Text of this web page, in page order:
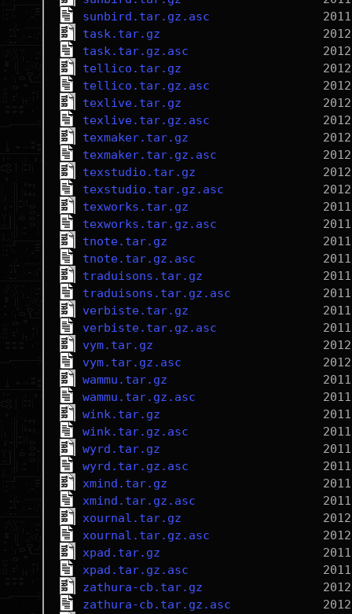
sunbird.tar.gz.asc
task.tar.gz
task.tar.gz.asc
tellico.tar.gz
tellico.tar.gz.asc
texlive.tar.gz
texlive.tar.gz.asc
texmaker.tar.gz
texmaker.tar.gz.asc
texstudio.tar.gz
texstudio.tar.gz.asc
texworks.tar.gz
texworks.tar.gz.asc
tnote.tar.gz
tnote.tar.gz.asc
traduisons.tar.gz
traduisons.tar.gz.asc
verbiste.tar.gz
verbiste.tar.gz.asc
vym.tar.gz
vym.tar.gz.asc
wammu.tar.gz
wammu.tar.gz.asc
wink.tar.gz
wink.tar.gz.asc
wyrd.tar.gz
wyrd.tar.gz.asc
xmind.tar.gz
xmind.tar.gz.asc
xournal.tar.gz
xournal.tar.gz.asc
xpad.tar.gz
xpad.tar.gz.asc
zathura-cb.tar.gz
zathura-cb.tar.gz.asc